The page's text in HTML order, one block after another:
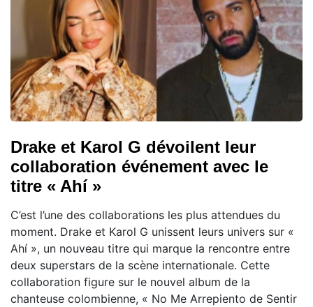
Drake et Karol G dévoilent leur
collaboration événement avec le
titre « Ahí »
C’est l’une des collaborations les plus attendues du
moment. Drake et Karol G unissent leurs univers sur «
Ahí », un nouveau titre qui marque la rencontre entre
deux superstars de la scène internationale. Cette
collaboration figure sur le nouvel album de la
chanteuse colombienne, « No Me Arrepiento de Sentir